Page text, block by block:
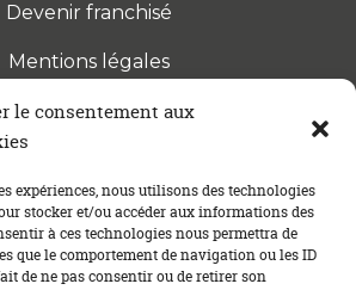
le consentement aux
expériences, nous utilisons des technologies
stocker et/ou accéder aux informations des
à ces technologies nous permettra de
que le comportement de navigation ou les ID
de ne pas consentir ou de retirer son
Devenir franchisé
Mentions légales
À LA NEWSLETTER
newsletter pour être tenu au
actualités concernant le
crédit immobilier !